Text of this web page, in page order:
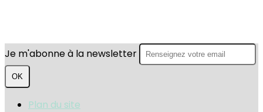
Je m'abonne à la newsletter
OK
Plan du site